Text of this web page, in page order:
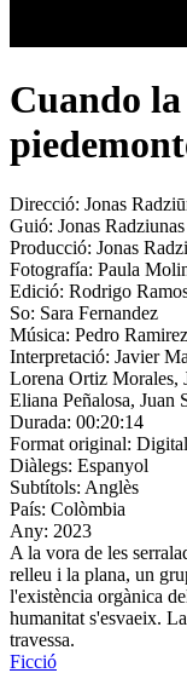
Cuando
Direcció: Jonas
Guió: Jonas Radziunas
Producció: Jonas
Fotografía: Paula
Edició: Rodrigo
So: Sara Fernandez
Música: Pedro Ramirez
Interpretació: Javier
Lorena Ortiz Morales,
Eliana Peñalosa, Juan
Durada: 00:20:14
Format original: Digital
Diàlegs: Espanyol
Subtítols: Anglès
País: Colòmbia
Any: 2023
A la vora de les
relleu i la plana, un
l'existència orgànica
humanitat s'esvaeix.
travessa.
Ficció